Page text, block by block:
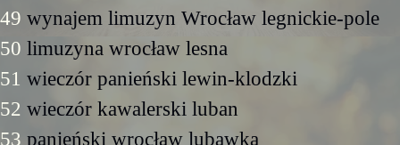
49 wynajem limuzyn Wrocław legnickie-pole
50 limuzyna wrocław lesna
51 wieczór panieński lewin-klodzki
52 wieczór kawalerski luban
53 panieński wrocław lubawka